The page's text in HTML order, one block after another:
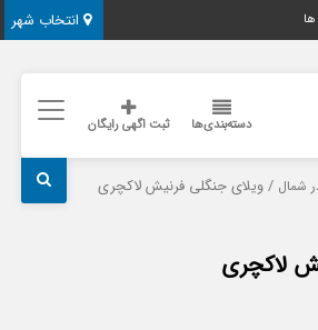
انتخاب شهر
دسته‌بندی‌ها ثبت اگهی رایگان
شمال / ویلای جنگلی فرنیش لاکچری
لاکچری